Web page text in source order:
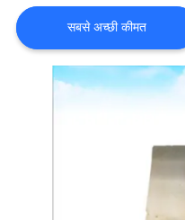
समाचार
सबसे अच्छी कीमत